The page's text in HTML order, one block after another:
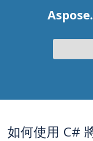
如何使用 C#